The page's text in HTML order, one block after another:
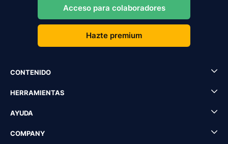
Acceso para colaboradores
Hazte premium
CONTENIDO
HERRAMIENTAS
AYUDA
COMPANY